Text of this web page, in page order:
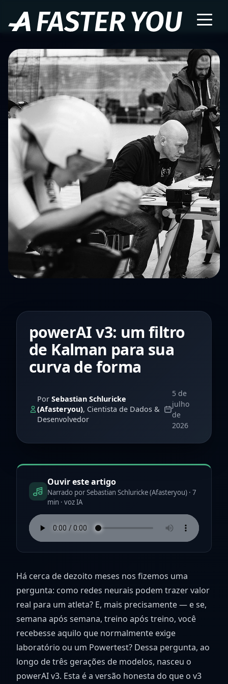
powerAI v3: um filtro
de Kalman para sua
curva de forma
Por Sebastian Schluricke
(Afasteryou), Cientista de Dados &
Desenvolvedor
5 de
julho
de
2026
Ouvir este artigo
Narrado por Sebastian Schluricke (Afasteryou) · 7
min · voz IA
Há cerca de dezoito meses nos fizemos uma
pergunta: como redes neurais podem trazer valor
real para um atleta? E, mais precisamente — e se,
semana após semana, treino após treino, você
recebesse aquilo que normalmente exige
laboratório ou um Powertest? Dessa pergunta, ao
longo de três gerações de modelos, nasceu o
powerAI v3. Esta é a versão honesta do que o v3